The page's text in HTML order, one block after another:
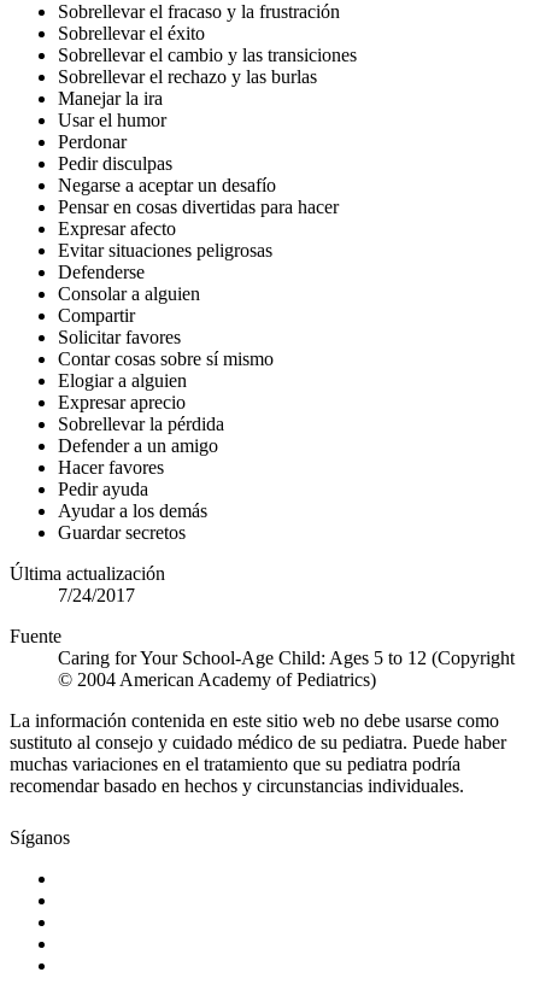
Sobrellevar el fracaso y la frustración
Sobrellevar el éxito
Sobrellevar el cambio y las transiciones
Sobrellevar el rechazo y las burlas
Manejar la ira
Usar el humor
Perdonar
Pedir disculpas
Negarse a aceptar un desafío
Pensar en cosas divertidas para hacer
Expresar afecto
Evitar situaciones peligrosas
Defenderse
Consolar a alguien
Compartir
Solicitar favores
Contar cosas sobre sí mismo
Elogiar a alguien
Expresar aprecio
Sobrellevar la pérdida
Defender a un amigo
Hacer favores
Pedir ayuda
Ayudar a los demás
Guardar secretos
Última actualización
7/24/2017
Fuente
Caring for Your School-Age Child: Ages 5 to 12 (Copyright
© 2004 American Academy of Pediatrics)
La información contenida en este sitio web no debe usarse como
sustituto al consejo y cuidado médico de su pediatra. Puede haber
muchas variaciones en el tratamiento que su pediatra podría
recomendar basado en hechos y circunstancias individuales.
Síganos